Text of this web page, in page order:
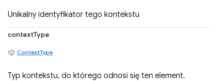
Unikalny identyfikator tego kontekstu
contextType
ContextType
Typ kontekstu, do którego odnosi się ten element.